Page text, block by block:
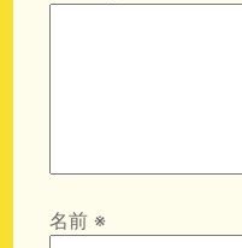
名前 ※